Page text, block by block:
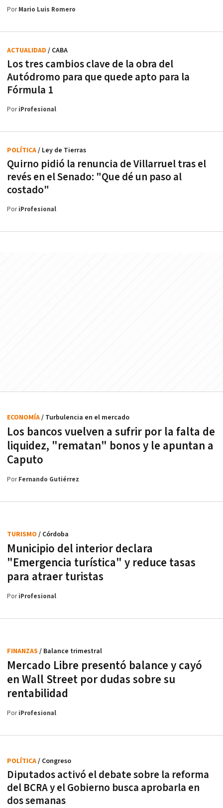
PorMario Luis Romero
Los tres cambios clave de la obra del
Autódromo para que quede apto para la
Fórmula 1
ACTUALIDAD / CABA
PoriProfesional
Quirno pidió la renuncia de Villarruel tras el
revés en el Senado: "Que dé un paso al
costado"
POLÍTICA/ Ley de Tierras
PoriProfesional
Los bancos vuelven a sufrir por la falta de
liquidez, "rematan" bonos y le apuntan a
Caputo
ECONOMÍA/ Turbulencia en el mercado
PorFernando Gutiérrez
Municipio del interior declara
"Emergencia turística" y reduce tasas
para atraer turistas
TURISMO / Córdoba
PoriProfesional
Mercado Libre presentó balance y cayó
en Wall Street por dudas sobre su
rentabilidad
FINANZAS / Balance trimestral
PoriProfesional
Diputados activó el debate sobre la reforma
del BCRA y el Gobierno busca aprobarla en
dos semanas
POLÍTICA/ Congreso